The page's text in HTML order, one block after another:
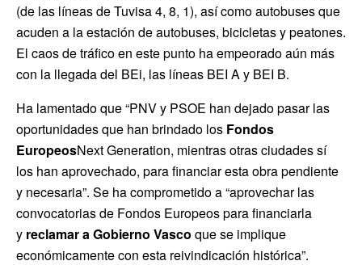
(de las líneas de Tuvisa 4, 8, 1), así como autobuses que
acuden a la estación de autobuses, bicicletas y peatones.
El caos de tráfico en este punto ha empeorado aún más
con la llegada del BEi, las líneas BEI A y BEI B.
Ha lamentado que “PNV y PSOE han dejado pasar las
oportunidades que han brindado los Fondos
EuropeosNext Generation, mientras otras ciudades sí
los han aprovechado, para financiar esta obra pendiente
y necesaria”. Se ha comprometido a “aprovechar las
convocatorias de Fondos Europeos para financiarla
y reclamar a Gobierno Vasco que se implique
económicamente con esta reivindicación histórica”.